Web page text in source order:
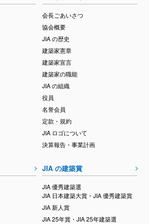
会長ごあいさつ
協会概要
JIA の歴史
建築家憲章
建築家宣言
建築家の職能
JIA の組織
役員
名誉会員
定款・規約
JIA ロゴについて
決算報告・事業計画
JIA の建築賞
JIA 優秀建築選
JIA 日本建築大賞・JIA 優秀建築賞
JIA 新人賞
JIA 25年賞・JIA 25年建築選